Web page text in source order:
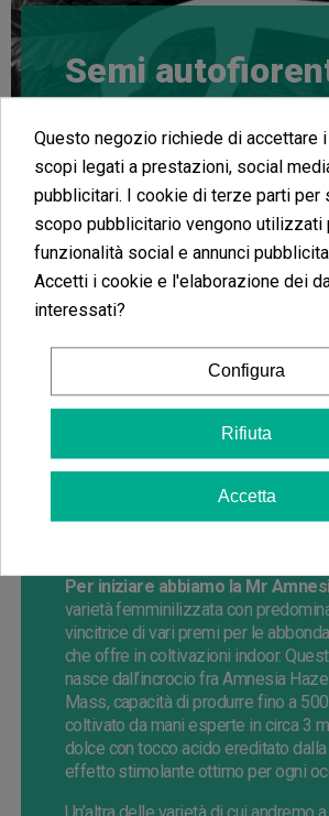
Semi
Mr Hide Seeds è un banco di semi
fondato nel
, team che svolge
di selezione e sviluppo genetiche
classiche. Banco abbastanza attivo
cannabico con vari premi vinti per i
d’alta qualità prodotti dalle porprie
anche
nostre fantastiche Growbarato Cup.
Catalogo di semi con buona
femminilizzate e autofiorenti, con
differenti e alto potere psicoattivo.
percentuale di germinazione ed
esemplari potenti e famosi che
varietà che risultano ricercate a
internazionale. Racchiudiamo in
Per iniziare abbiamo la Mr
varietà femminilizzata con
vincitrice di vari premi per le
che offre in coltivazioni indoor.
nasce dall’incrocio fra Amnesia
Mass, capacità di produrre fino a
coltivato da mani esperte in circa 3
dolce con tocco acido ereditato dalla
effetto stimolante ottimo per ogni
Un’altra delle varietà di cui andremo
Questo negozio richiede di accettare
scopi legati a prestazioni, social
pubblicitari. I cookie di terze parti per
scopo pubblicitario vengono utilizzati
funzionalità social e annunci
Accetti i cookie e l'elaborazione dei
interessati?
Configura
Rifiuta
Accetta